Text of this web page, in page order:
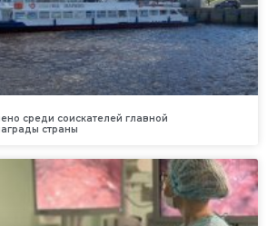
среди соискателей главной
страны